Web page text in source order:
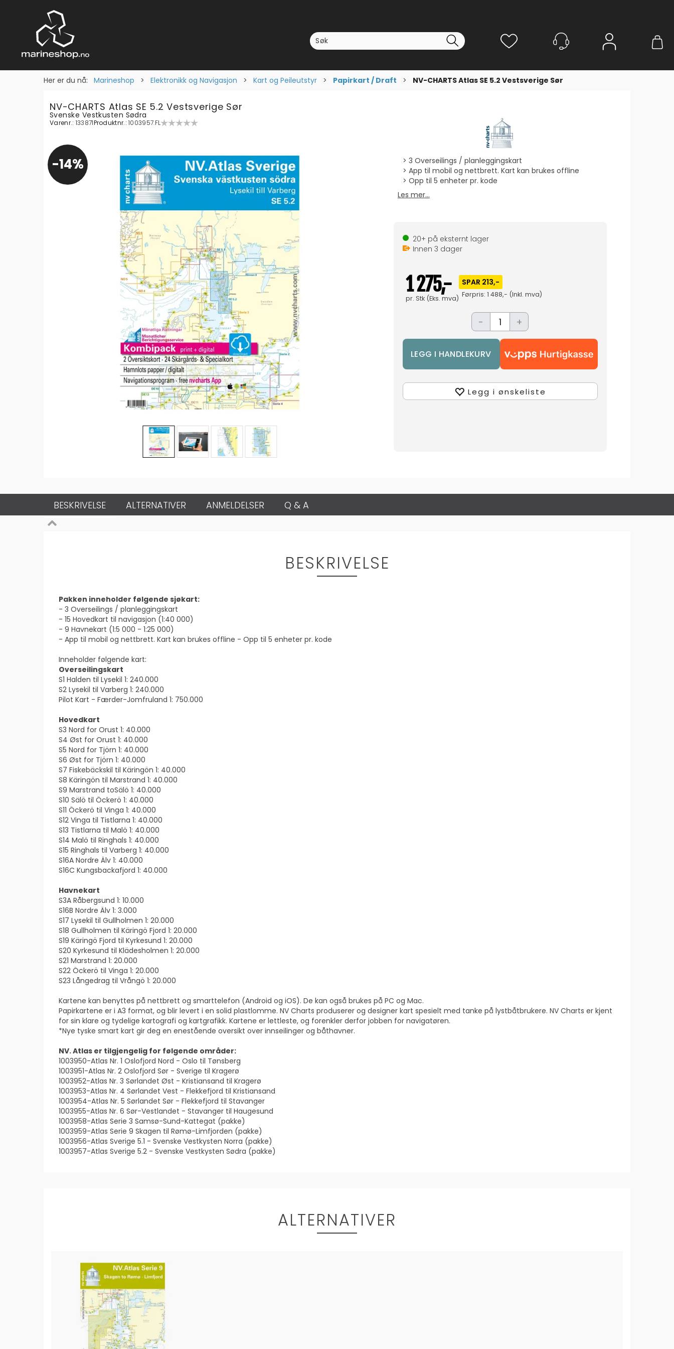
Her er du nå: Marineshop > Elektronikk og Navigasjon > Kart og Peileutstyr > Papirkart / Draft > NV-CHARTS Atlas SE 5.2 Vestsverige Sør
NV-CHARTS Atlas SE 5.2 Vestsverige Sør
Svenske Vestkusten Sødra
Varenr.: 133871Produktnr.:1003957.FL
14%
3 Overseilings / planleggingskart
App til mobil og nettbrett. Kart kan brukes offline
Opp til 5 enheter pr. kode
Les mer...
20+ på eksternt lager
Innen 3 dager
1 275,-
pr. Stk(Eks. mva)
SPAR 213,-
Førpris: 1 488,- (Inkl. mva)
- +
Legg i ønskeliste
BESKRIVELSE ALTERNATIVER ANMELDELSER Q & A
BESKRIVELSE
Pakken inneholder følgende sjøkart:
- 3 Overseilings / planleggingskart
- 15 Hovedkart til navigasjon (1:40 000)
- 9 Havnekart (1:5 000 - 1:25 000)
- App til mobil og nettbrett. Kart kan brukes offline - Opp til 5 enheter pr. kode
Inneholder følgende kart:
Overseilingskart
S1 Halden til Lysekil 1: 240.000
S2 Lysekil til Varberg 1: 240.000
Pilot Kart - Færder-Jomfruland 1: 750.000
Hovedkart
S3 Nord for Orust 1: 40.000
S4 Øst for Orust 1: 40.000
S5 Nord for Tjörn 1: 40.000
S6 Øst for Tjörn 1: 40.000
S7 Fiskebäckskil til Käringön 1: 40.000
S8 Käringön til Marstrand 1: 40.000
S9 Marstrand toSälö 1: 40.000
S10 Sälö til Öckerö 1: 40.000
S11 Öckerö til Vinga 1: 40.000
S12 Vinga til Tistlarna 1: 40.000
S13 Tistlarna til Malö 1: 40.000
S14 Malö til Ringhals 1: 40.000
S15 Ringhals til Varberg 1: 40.000
S16A Nordre Älv 1: 40.000
S16C Kungsbackafjord 1: 40.000
Havnekart
S3A Råbergsund 1: 10.000
S16B Nordre Älv 1: 3.000
S17 Lysekil til Gullholmen 1: 20.000
S18 Gullholmen til Käringö Fjord 1: 20.000
S19 Käringö Fjord til Kyrkesund 1: 20.000
S20 Kyrkesund til Klädesholmen 1: 20.000
S21 Marstrand 1: 20.000
S22 Öckerö til Vinga 1: 20.000
S23 Långedrag til Vrångö 1: 20.000
Kartene kan benyttes på nettbrett og smarttelefon (Android og iOS). De kan også brukes på PC og Mac.
Papirkartene er i A3 format, og blir levert i en solid plastlomme. NV Charts produserer og designer kart spesielt med tanke på lystbåtbrukere. NV Charts er kjent
for sin klare og tydelige kartografi og kartgrafikk. Kartene er lettleste, og forenkler derfor jobben for navigatøren.
*Nye tyske smart kart gir deg en enestående oversikt over innseilinger og båthavner.
NV. Atlas er tilgjengelig for følgende områder:
1003950-Atlas Nr. 1 Oslofjord Nord - Oslo til Tønsberg
1003951-Atlas Nr. 2 Oslofjord Sør - Sverige til Kragerø
1003952-Atlas Nr. 3 Sørlandet Øst - Kristiansand til Kragerø
1003953-Atlas Nr. 4 Sørlandet Vest - Flekkefjord til Kristiansand
1003954-Atlas Nr. 5 Sørlandet Sør - Flekkefjord til Stavanger
1003955-Atlas Nr. 6 Sør-Vestlandet - Stavanger til Haugesund
1003958-Atlas Serie 3 Samsø-Sund-Kattegat (pakke)
1003959-Atlas Serie 9 Skagen til Rømø-Limfjorden (pakke)
1003956-Atlas Sverige 5.1 - Svenske Vestkysten Norra (pakke)
1003957-Atlas Sverige 5.2 - Svenske Vestkysten Sødra (pakke)
ALTERNATIVER